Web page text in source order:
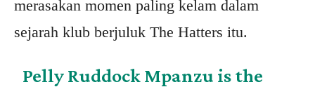
merasakan momen paling kelam dalam
sejarah klub berjuluk The Hatters itu.
Pelly Ruddock Mpanzu is the